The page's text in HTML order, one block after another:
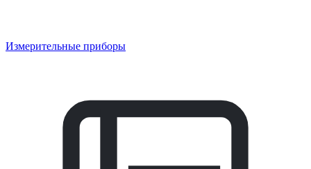
Измерительные приборы